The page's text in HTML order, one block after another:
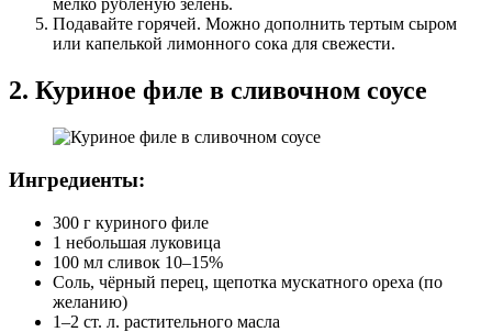
мелко рубленую зелень.
Подавайте горячей. Можно дополнить тертым сыром
или капелькой лимонного сока для свежести.
2. Куриное филе в сливочном соусе
Ингредиенты:
300 г куриного филе
1 небольшая луковица
100 мл сливок 10–15%
Соль, чёрный перец, щепотка мускатного ореха (по
желанию)
1–2 ст. л. растительного масла